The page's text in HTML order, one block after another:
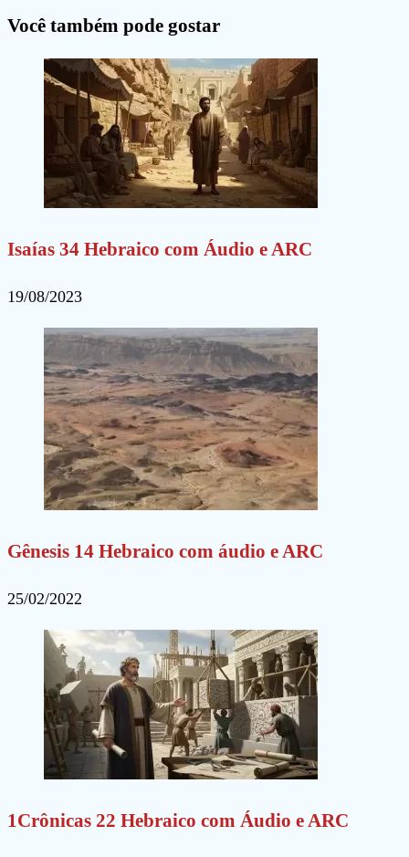
comentar
comentar
(opcional)
Você também pode gostar
Isaías 34 Hebraico com Áudio e ARC
19/08/2023
Gênesis 14 Hebraico com áudio e ARC
25/02/2022
1Crônicas 22 Hebraico com Áudio e ARC